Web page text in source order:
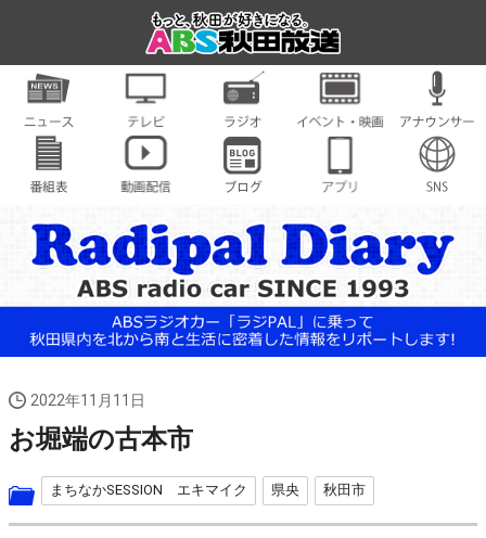
2022年11月11日
お堀端の古本市
まちなかSESSION エキマイク 県央 秋田市